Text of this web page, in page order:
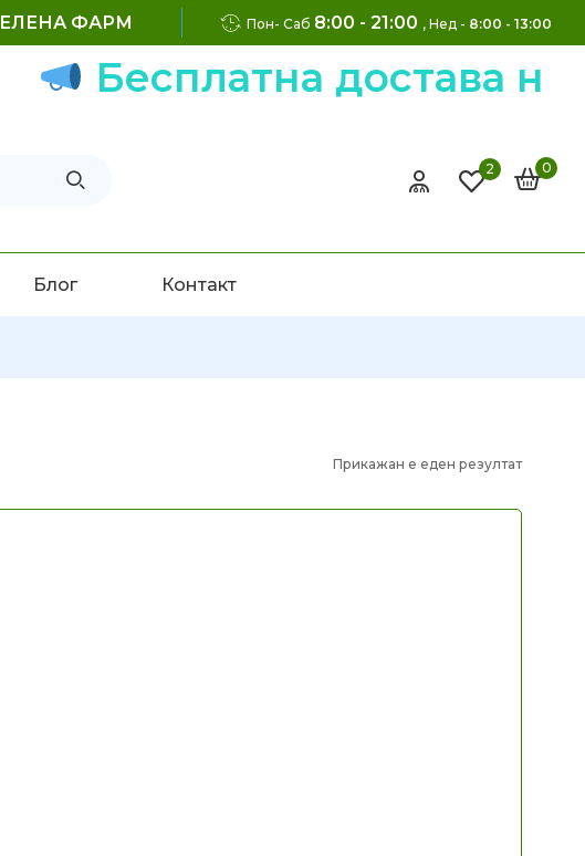
ЕЛЕНА ФАРМ Пон- Саб 8:00 - 21:00 , Нед - 8:00 - 13:00
Бесплатна достава на
2 0
Блог Контакт
Прикажан е еден резултат